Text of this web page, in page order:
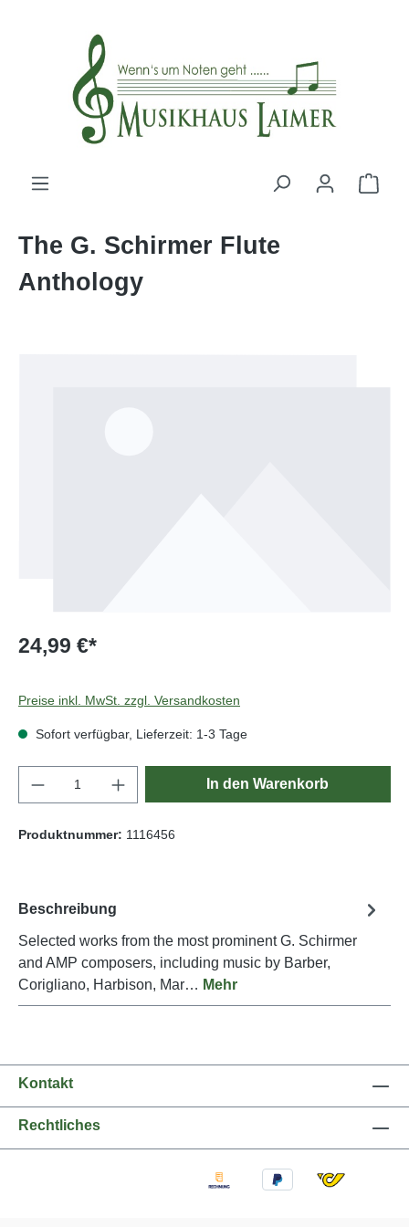
The G. Schirmer Flute
Anthology
24,99 €*
Preise inkl. MwSt. zzgl. Versandkosten
Sofort verfügbar, Lieferzeit: 1-3 Tage
Produkt Anzahl: Gib den gewünschten
In den Warenkorb
Produktnummer: 1116456
Beschreibung
Selected works from the most prominent G. Schirmer
and AMP composers, including music by Barber,
Corigliano, Harbison, Mar… Mehr
Kontakt
Rechtliches